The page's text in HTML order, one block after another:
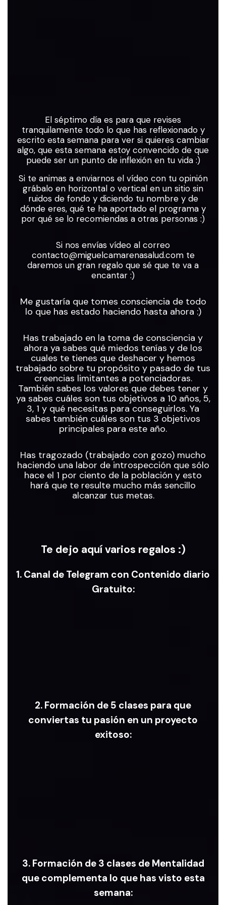
El séptimo día es para que revises
tranquilamente todo lo que has reflexionado y
escrito esta semana para ver si quieres cambiar
algo, que esta semana estoy convencido de que
puede ser un punto de inflexión en tu vida :)
Si te animas a enviarnos el vídeo con tu opinión
grábalo en horizontal o vertical en un sitio sin
ruidos de fondo y diciendo tu nombre y de
dónde eres, qué te ha aportado el programa y
por qué se lo recomiendas a otras personas :)
Si nos envías vídeo al correo
contacto@miguelcamarenasalud.comte
daremos un gran regalo que sé que te va a
encantar :)
Me gustaría que tomes consciencia de todo
lo que has estado haciendo hasta ahora :)
Has trabajado en la toma de consciencia y
ahora ya sabes qué miedos tenías y de los
cuales te tienes que deshacer y hemos
trabajado sobre tu propósito y pasado de tus
creencias limitantes a potenciadoras.
También sabes los valores que debes tener y
ya sabes cuáles son tus objetivos a 10 años, 5,
3, 1 y qué necesitas para conseguirlos. Ya
sabes también cuáles son tus 3 objetivos
principales para este año.
Has tragozado (trabajado con gozo) mucho
haciendo una labor de introspección que sólo
hace el 1 por ciento de la población y esto
hará que te resulte mucho más sencillo
alcanzar tus metas.
Te dejo aquí varios regalos :)
1. Canal de Telegram con Contenido diario
Gratuito:
2. Formación de 5 clases para que
conviertas tu pasión en un proyecto
exitoso:
3. Formación de 3 clases de Mentalidad
que complementa lo que has visto esta
semana: